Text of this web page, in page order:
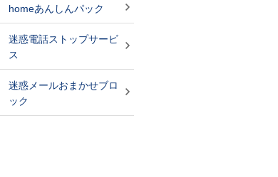
homeあんしんパック
迷惑電話ストップサービ
ス
迷惑メールおまかせブロ
ック